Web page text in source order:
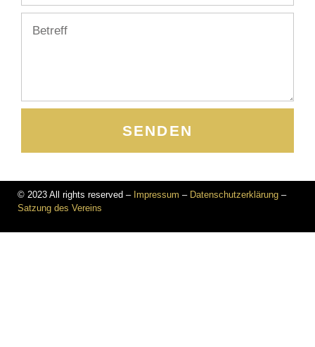
SENDEN
© 2023 All rights reserved – Impressum – Datenschutzerklärung –
Satzung des Vereins